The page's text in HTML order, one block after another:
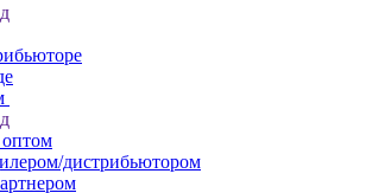
дистрибьютором